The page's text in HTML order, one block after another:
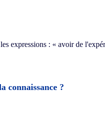
expressions : « avoir de
connaissance ?